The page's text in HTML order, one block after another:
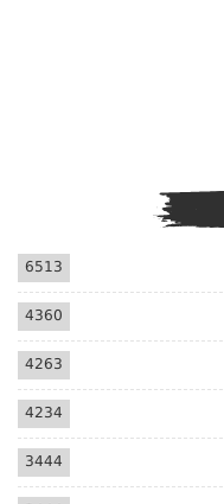
6513
4360
4263
4234
3444